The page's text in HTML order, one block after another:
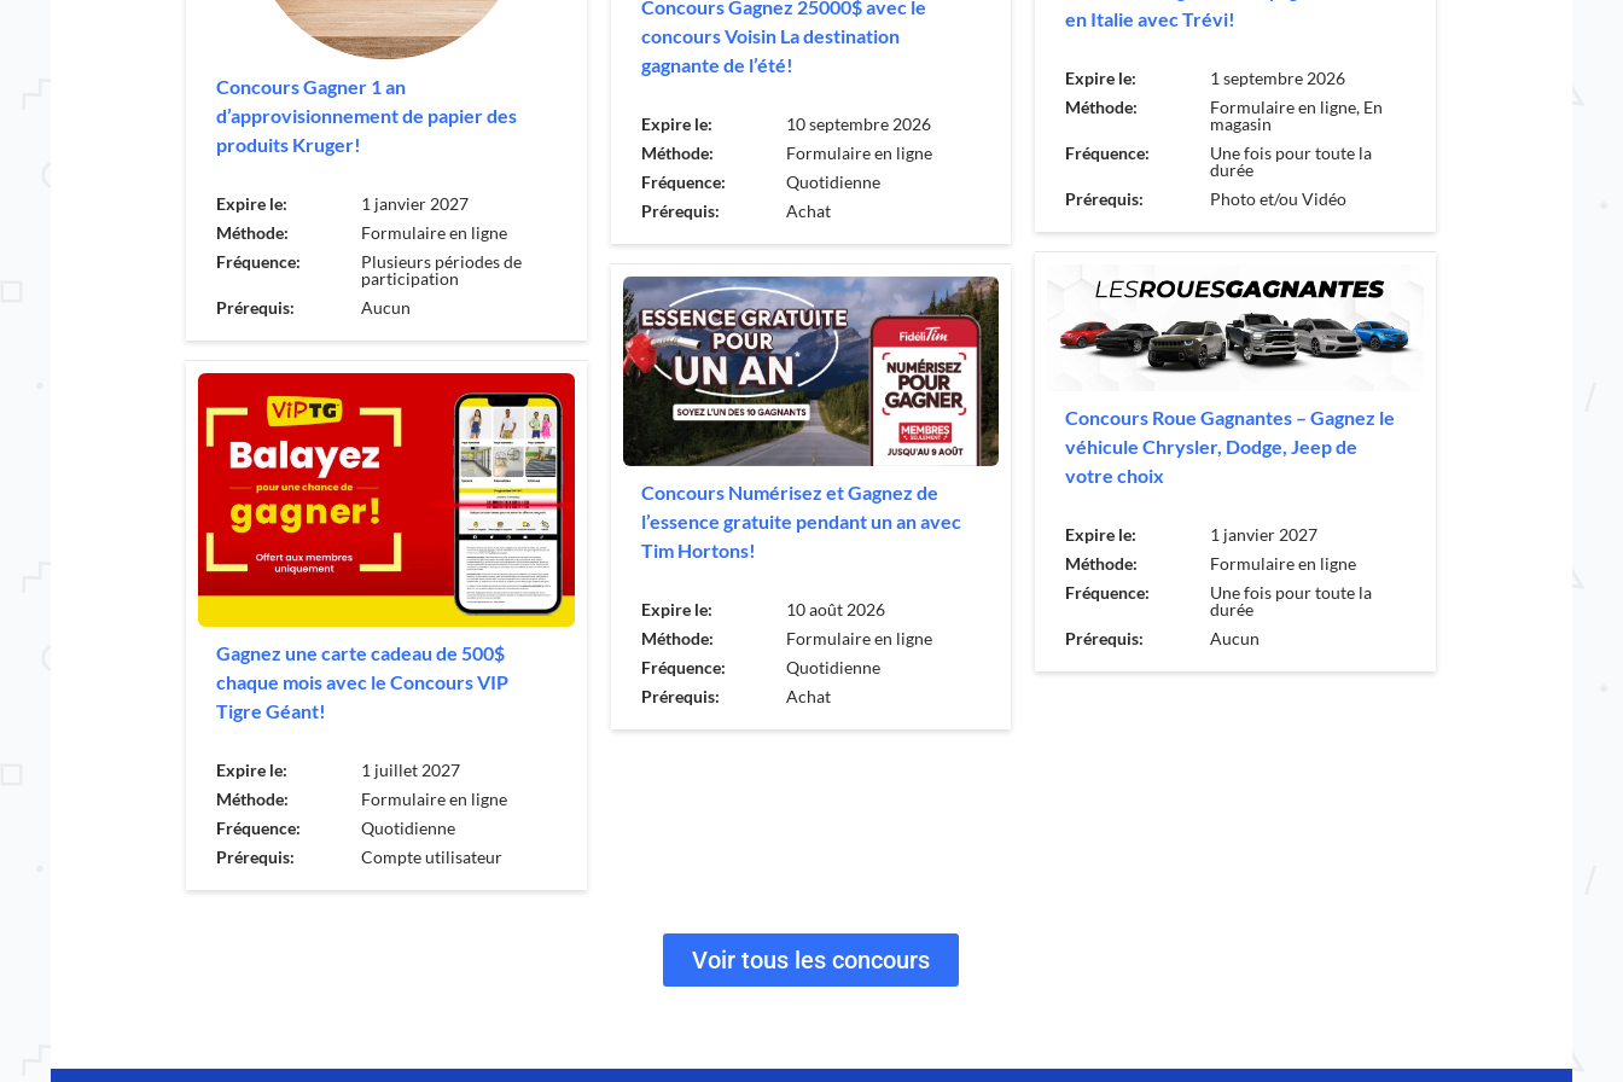
Concours Gagner 1 an
d’approvisionnement de papier des
produits Kruger!
Expire le:
1 janvier 2027
Méthode:
Formulaire en ligne
Fréquence:
Plusieurs périodes de
participation
Prérequis:
Aucun
Concours Gagnez 25000$ avec le
concours Voisin La destination
gagnante de l’été!
Expire le:
10 septembre 2026
Méthode:
Formulaire en ligne
Fréquence:
Quotidienne
Prérequis:
Achat
en Italie avec Trévi!
Expire le:
1 septembre 2026
Méthode:
Formulaire en ligne, En
magasin
Fréquence:
Une fois pour toute la
durée
Prérequis:
Photo et/ou Vidéo
Concours Roue Gagnantes – Gagnez le
véhicule Chrysler, Dodge, Jeep de
votre choix
Expire le:
1 janvier 2027
Méthode:
Formulaire en ligne
Fréquence:
Une fois pour toute la
durée
Prérequis:
Aucun
Concours Numérisez et Gagnez de
l’essence gratuite pendant un an avec
Tim Hortons!
Expire le:
10 août 2026
Méthode:
Formulaire en ligne
Fréquence:
Quotidienne
Prérequis:
Achat
Gagnez une carte cadeau de 500$
chaque mois avec le Concours VIP
Tigre Géant!
Expire le:
1 juillet 2027
Méthode:
Formulaire en ligne
Fréquence:
Quotidienne
Prérequis:
Compte utilisateur
Voir tous les concours